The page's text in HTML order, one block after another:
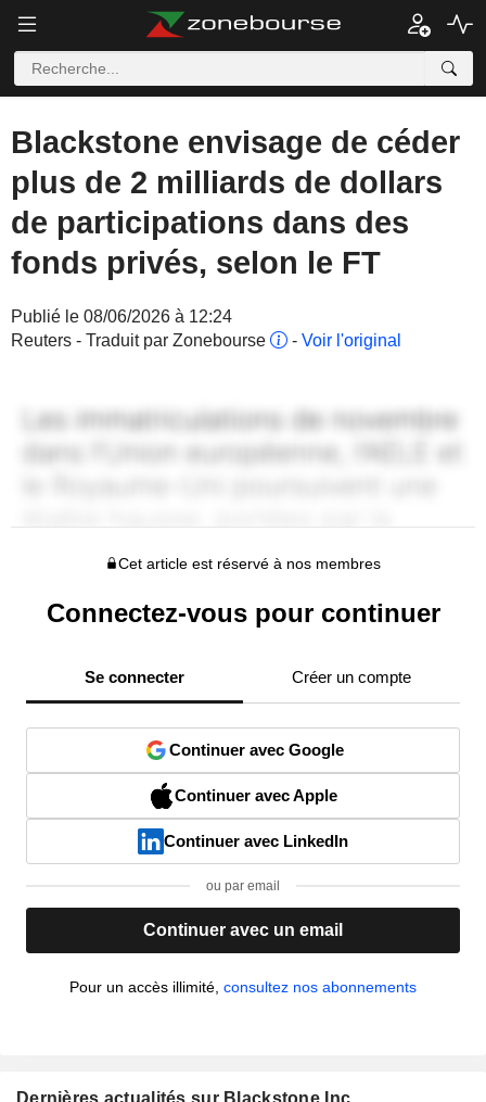
Blackstone envisage de céder
plus de 2 milliards de dollars
de participations dans des
fonds privés, selon le FT
Publié le 08/06/2026 à 12:24
Reuters - Traduit par Zonebourse
- Voir l'original
Cet article est réservé à nos membres
Connectez-vous pour continuer
Se connecter Créer un compte
Continuer avec Google
Continuer avec Apple
Continuer avec LinkedIn
ou par email
Continuer avec un email
Pour un accès illimité, consultez nos abonnements
Dernières actualités sur Blackstone Inc.